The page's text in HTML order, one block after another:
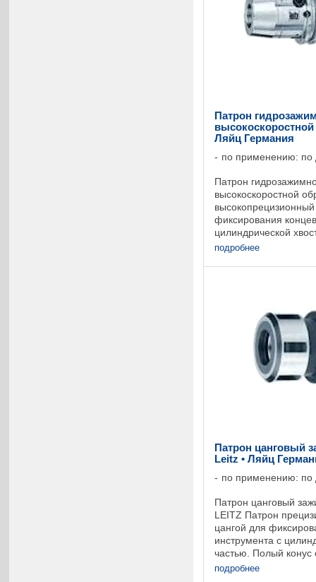
Патрон
высокоскоростной
Ляйц Германия
по применению: по
Патрон
высокоскоростной
фиксирования
цилиндрической
хвостовой части
подробнее
Патрон цанговый
Leitz • Ляйц
по применению: по
Патрон цанговый
LEITZ Патрон
цангой для
инструмента с
частью. Полый конус
69893. Минималь-
подробнее